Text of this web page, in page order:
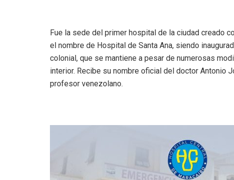
Fue la sede del primer hospital de la ciudad creado
el nombre de Hospital de Santa Ana, siendo
colonial, que se mantiene a pesar de numerosas
interior. Recibe su nombre oficial del doctor Antonio
profesor venezolano.